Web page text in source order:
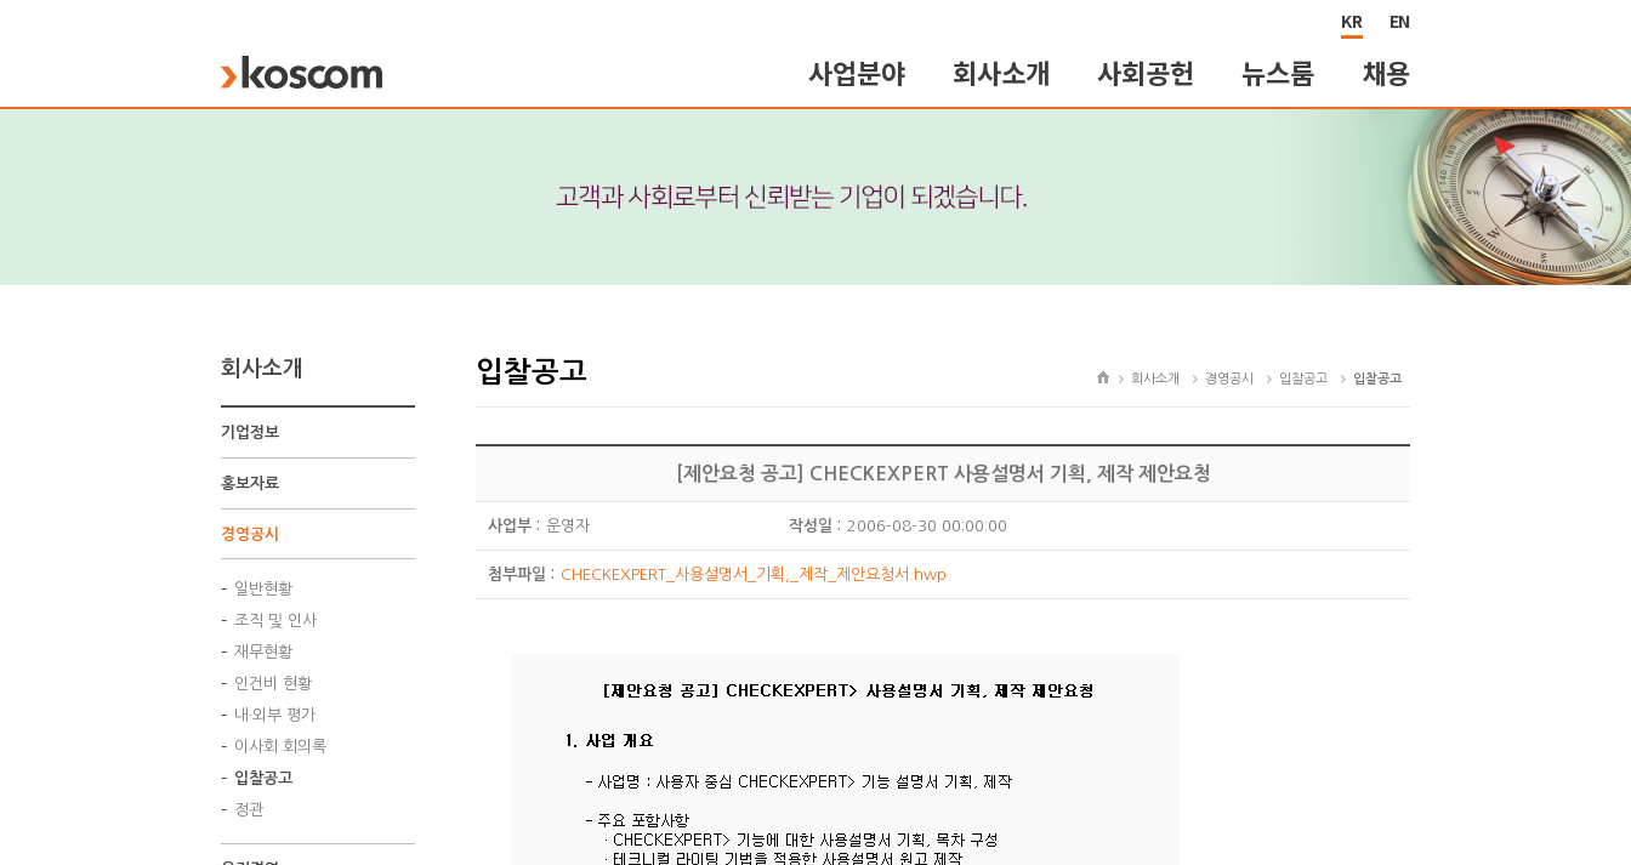
KR EN
KOSCOM 사업분야 회사소개 사회공헌 뉴스룸 채용
회사소개
기업정보
홍보자료
경영공시
일반현황
조직 및 인사
재무현황
인건비 현황
내·외부 평가
이사회 회의록
입찰공고
정관
입찰공고 회사소개 경영공시 입찰공고 입찰공고
입
[제안요청 공고] CHECKEXPERT 사용설명서 기획, 제작 제안요청
사업부 : 운영자 작성일 : 2006-08-30 00:00:00
첨부파일 : CHECKEXPERT_사용설명서_기획,_제작_제안요청서.hwp